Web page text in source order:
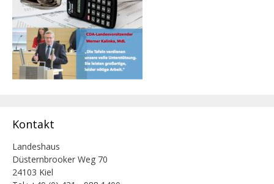
Kontakt
Landeshaus
Düsternbrooker Weg 70
24103 Kiel